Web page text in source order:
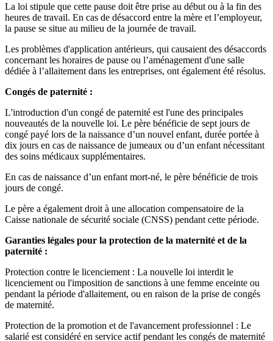
La loi stipule que cette pause doit être prise au début ou à la fin des
heures de travail. En cas de désaccord entre la mère et l’employeur,
la pause se situe au milieu de la journée de travail.
Les problèmes d'application antérieurs, qui causaient des désaccords
concernant les horaires de pause ou l’aménagement d'une salle
dédiée à l’allaitement dans les entreprises, ont également été résolus.
Congés de paternité :
L'introduction d'un congé de paternité est l'une des principales
nouveautés de la nouvelle loi. Le père bénéficie de sept jours de
congé payé lors de la naissance d’un nouvel enfant, durée portée à
dix jours en cas de naissance de jumeaux ou d’un enfant nécessitant
des soins médicaux supplémentaires.
En cas de naissance d’un enfant mort-né, le père bénéficie de trois
jours de congé.
Le père a également droit à une allocation compensatoire de la
Caisse nationale de sécurité sociale (CNSS) pendant cette période.
Garanties légales pour la protection de la maternité et de la
paternité :
Protection contre le licenciement : La nouvelle loi interdit le
licenciement ou l'imposition de sanctions à une femme enceinte ou
pendant la période d'allaitement, ou en raison de la prise de congés
de maternité.
Protection de la promotion et de l'avancement professionnel : Le
salarié est considéré en service actif pendant les congés de maternité